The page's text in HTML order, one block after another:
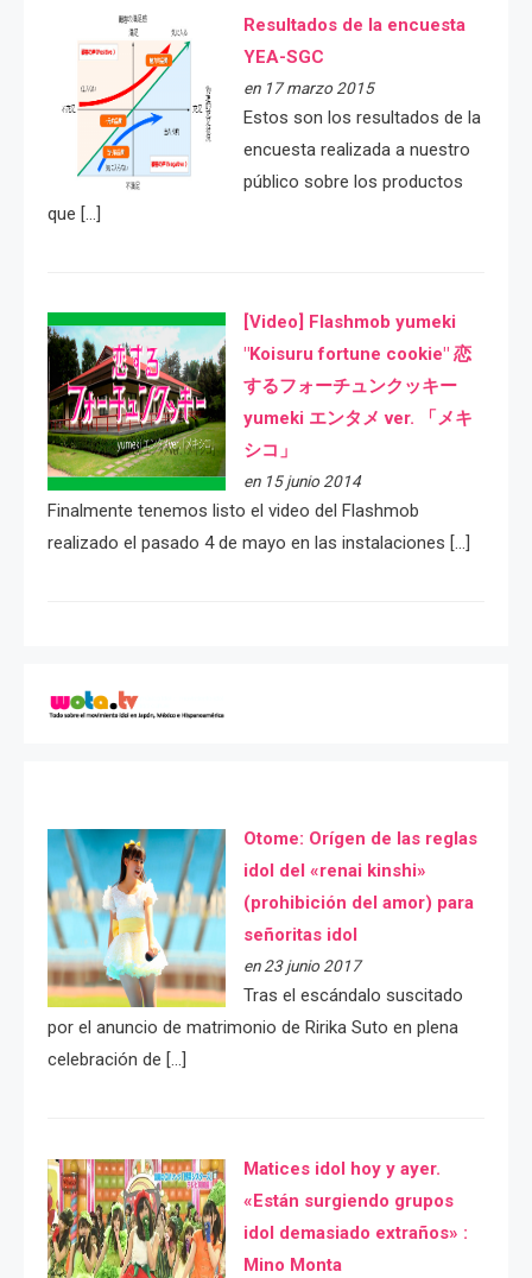
Resultados de la encuesta
YEA-SGC
en 17 marzo 2015
Estos son los resultados de la
encuesta realizada a nuestro
público sobre los productos
que […]
[Video] Flashmob yumeki
"Koisuru fortune cookie" 恋
するフォーチュンクッキー
yumeki エンタメ ver. 「メキ
シコ」
en 15 junio 2014
Finalmente tenemos listo el video del Flashmob
realizado el pasado 4 de mayo en las instalaciones […]
Otome: Orígen de las reglas
idol del «renai kinshi»
(prohibición del amor) para
señoritas idol
en 23 junio 2017
Tras el escándalo suscitado
por el anuncio de matrimonio de Ririka Suto en plena
celebración de […]
Matices idol hoy y ayer.
«Están surgiendo grupos
idol demasiado extraños» :
Mino Monta